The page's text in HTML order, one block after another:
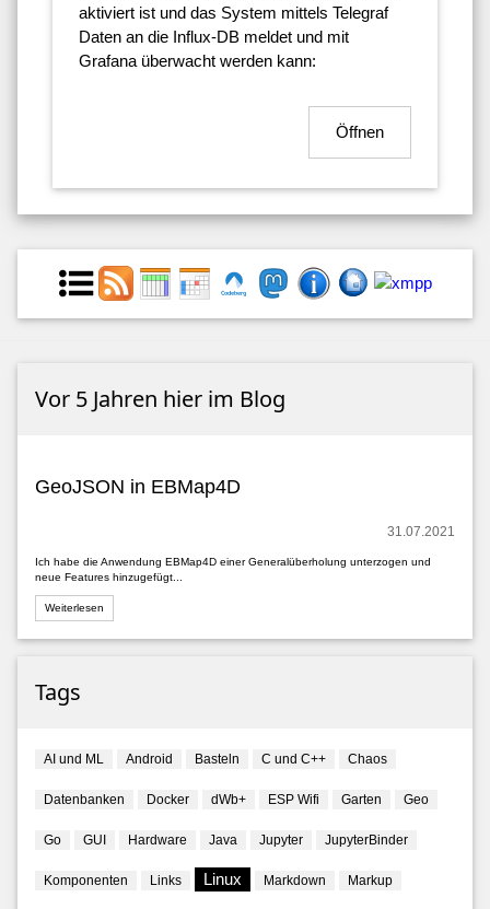
aktiviert ist und das System mittels Telegraf
Daten an die Influx-DB meldet und mit
Grafana überwacht werden kann:
Öffnen
Vor 5 Jahren hier im Blog
GeoJSON in EBMap4D
31.07.2021
Ich habe die Anwendung EBMap4D einer Generalüberholung unterzogen und
neue Features hinzugefügt...
Weiterlesen
Tags
AI und ML Android Basteln C und C++ Chaos
Datenbanken Docker dWb+ ESP Wifi Garten Geo
Go GUI Hardware Java Jupyter JupyterBinder
Komponenten Links Linux Markdown Markup